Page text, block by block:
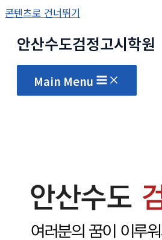
콘텐츠로 건너뛰기
안산수도검정고시학원
Main Menu